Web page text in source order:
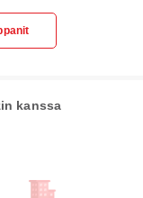
kanssa